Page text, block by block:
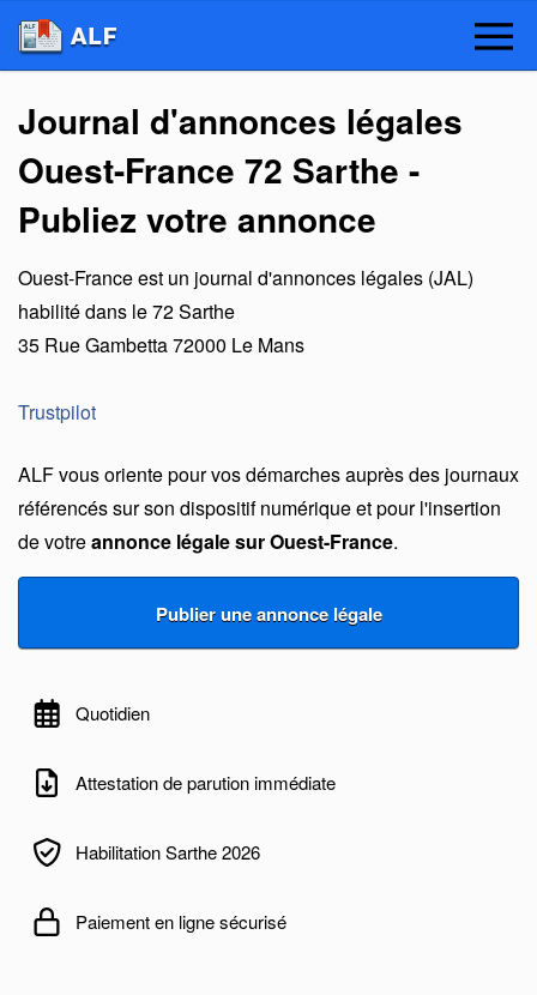
Journal d'annonces légales
Ouest-France 72 Sarthe -
Publiez votre annonce
Ouest-Franceest un journal d'annonces légales (JAL)
habilité dans le 72 Sarthe
35 Rue Gambetta72000 Le Mans
Trustpilot
ALF vous oriente pour vos démarches auprès des journaux
référencés sur son dispositif numérique et pour l'insertion
de votreannonce légale sur Ouest-France.
Quotidien
Attestation de parution immédiate
Habilitation Sarthe 2026
Paiement en ligne sécurisé